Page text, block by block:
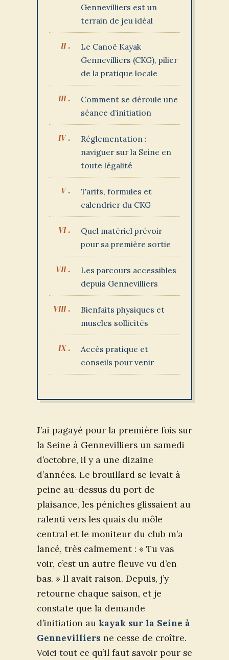
Gennevilliers est un
terrain de jeu idéal
Le Canoë Kayak
Gennevilliers (CKG), pilier
de la pratique locale
Comment se déroule une
séance d’initiation
Réglementation :
naviguer sur la Seine en
toute légalité
Tarifs, formules et
calendrier du CKG
Quel matériel prévoir
pour sa première sortie
Les parcours accessibles
depuis Gennevilliers
Bienfaits physiques et
muscles sollicités
Accès pratique et
conseils pour venir
J’ai pagayé pour la première fois sur
la Seine à Gennevilliers un samedi
d’octobre, il y a une dizaine
d’années. Le brouillard se levait à
peine au-dessus du port de
plaisance, les péniches glissaient au
ralenti vers les quais du môle
central et le moniteur du club m’a
lancé, très calmement : « Tu vas
voir, c’est un autre fleuve vu d’en
bas. » Il avait raison. Depuis, j’y
retourne chaque saison, et je
constate que la demande
d’initiation au kayak sur la Seine à
Gennevilliers ne cesse de croître.
Voici tout ce qu’il faut savoir pour se